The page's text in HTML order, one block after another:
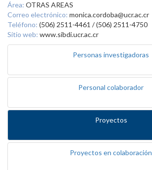
Área: OTRAS AREAS
Correo electrónico: monica.cordoba@ucr.ac.cr
Teléfono: (506) 2511-4461 / (506) 2511-4750
Sitio web: www.sibdi.ucr.ac.cr
Personas investigadoras
Personal colaborador
Proyectos
Proyectos en colaboración